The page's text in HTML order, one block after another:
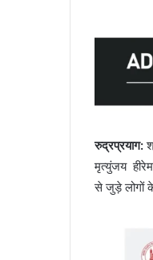
रुद्रप्रयाग:
मृत्युंजय
से जुड़े लोगों